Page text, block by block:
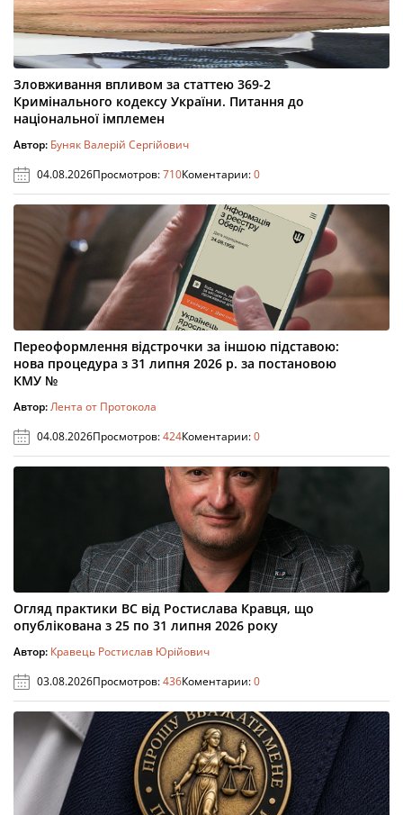
Зловживання впливом за статтею 369-2
Кримінального кодексу України. Питання до
національної імплемен
Автор: Буняк Валерій Сергійович
04.08.2026Просмотров:710Коментарии:0
Переоформлення відстрочки за іншою підставою:
нова процедура з 31 липня 2026 р. за постановою
КМУ №
Автор:Лента от Протокола
04.08.2026Просмотров:424Коментарии:0
Огляд практики ВС від Ростислава Кравця, що
опублікована з 25 по 31 липня 2026 року
Автор: Кравець Ростислав Юрійович
03.08.2026Просмотров:436Коментарии:0